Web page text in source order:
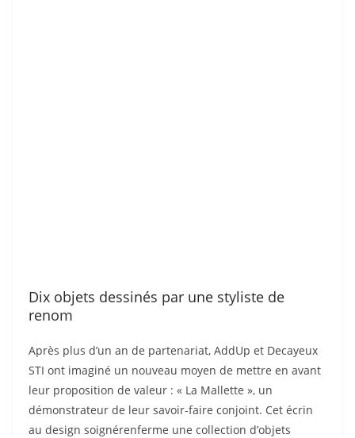
Dix objets dessinés par une styliste de
renom
Après plus d’un an de partenariat, AddUp et Decayeux
STI ont imaginé un nouveau moyen de mettre en avant
leur proposition de valeur : « La Mallette », un
démonstrateur de leur savoir-faire conjoint. Cet écrin
au design soignérenferme une collection d’objets